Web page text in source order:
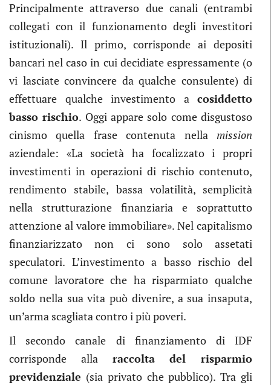
Principalmente attraverso due canali (entrambi
collegati con il funzionamento degli investitori
istituzionali). Il primo, corrisponde ai depositi
bancari nel caso in cui decidiate espressamente (o
vi lasciate convincere da qualche consulente) di
effettuare qualche investimento a cosiddetto
basso rischio. Oggi appare solo come disgustoso
cinismo quella frase contenuta nella mission
aziendale: «La società ha focalizzato i propri
investimenti in operazioni di rischio contenuto,
rendimento stabile, bassa volatilità, semplicità
nella strutturazione finanziaria e soprattutto
attenzione al valore immobiliare». Nel capitalismo
finanziarizzato non ci sono solo assetati
speculatori. L’investimento a basso rischio del
comune lavoratore che ha risparmiato qualche
soldo nella sua vita può divenire, a sua insaputa,
un’arma scagliata contro i più poveri.
Il secondo canale di finanziamento di IDF
corrisponde alla raccolta del risparmio
previdenziale (sia privato che pubblico). Tra gli